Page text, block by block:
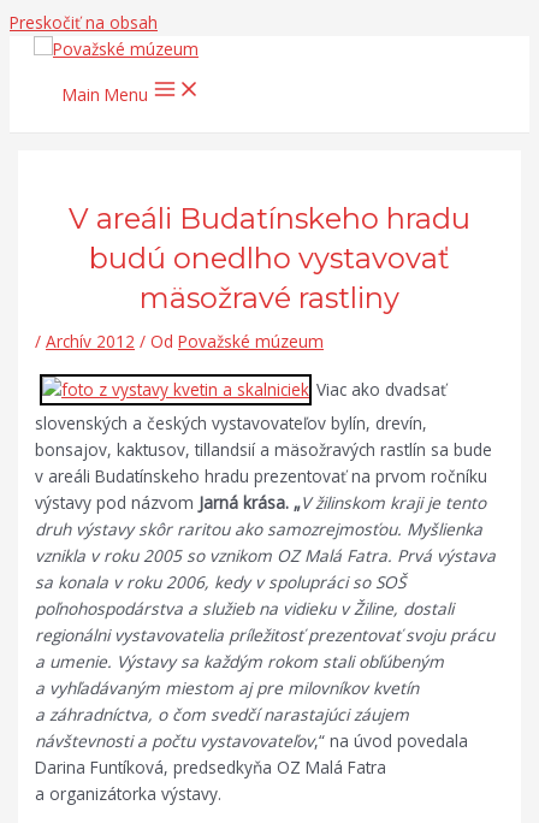
Preskočiť na obsah
Main Menu
V areáli Budatínskeho hradu
budú onedlho vystavovať
mäsožravé rastliny
/Archív 2012 / Od Považské múzeum
Viac ako dvadsať
slovenských a českých vystavovateľov bylín, drevín,
bonsajov, kaktusov, tillandsií a mäsožravých rastlín sa bude
v areáli Budatínskeho hradu prezentovať na prvom ročníku
výstavy pod názvom Jarná krása. „V žilinskom kraji je tento
druh výstavy skôr raritou ako samozrejmosťou. Myšlienka
vznikla v roku 2005 so vznikom OZ Malá Fatra. Prvá výstava
sa konala v roku 2006, kedy v spolupráci so SOŠ
poľnohospodárstva a služieb na vidieku v Žiline, dostali
regionálni vystavovatelia príležitosť prezentovať svoju prácu
a umenie. Výstavy sa každým rokom stali obľúbeným
a vyhľadávaným miestom aj pre milovníkov kvetín
a záhradníctva, o čom svedčí narastajúci záujem
návštevnosti a počtu vystavovateľov,“ na úvod povedala
Darina Funtíková, predsedkyňa OZ Malá Fatra
a organizátorka výstavy.